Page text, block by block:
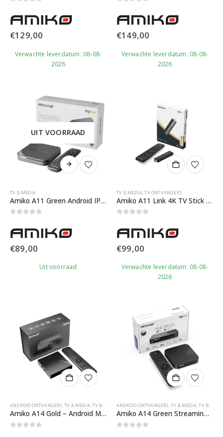
€129,00
Verwachte leverdatum: 08-08-
2026
€149,00
Verwachte leverdatum: 08-08-
2026
UIT VOORRAAD
TV & MEDIA
Amiko A11 Green Android IPTV Mediastreamer
€89,00
Uit voorraad
TV & MEDIA ,TV ONTVANGERS
Amiko A11 Link 4K TV Stick – IPTV via MYTV3
€99,00
Verwachte leverdatum: 08-08-
2026
ANDROID ONTVANGERS,TV & MEDIA,TV BOXEN
Amiko A14 Gold – Android Media streamer – Android 14
ANDROID ONTVANGERS,TV & MEDIA,TV BOXEN
Amiko A14 Green Streaming UHD IPTV Box